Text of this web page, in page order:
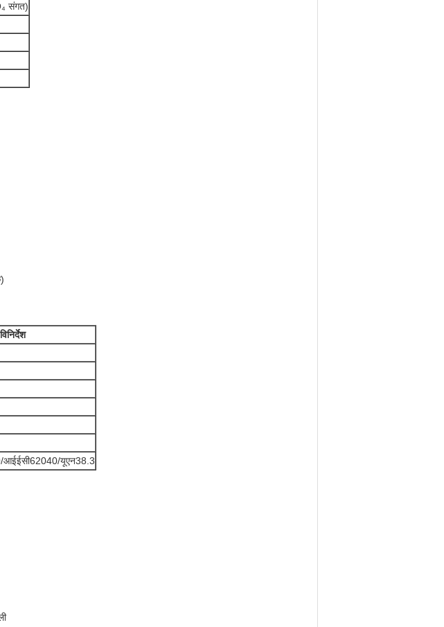
संगत)
विनिर्देश
आईईसी62040/यूएन38.3